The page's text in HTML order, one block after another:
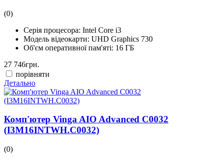
(0)
Серія процесора: Intel Core i3
Модель відеокарти: UHD Graphics 730
Об'єм оперативної пам'яті: 16 ГБ
27 746грн.
порівняти
Детально
Комп'ютер Vinga AIO Advanced C0032
(I3M16INTWH.C0032)
(0)